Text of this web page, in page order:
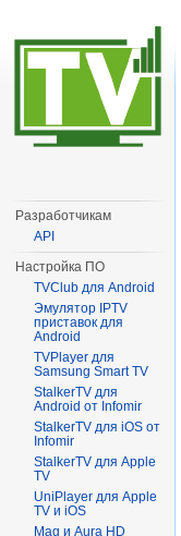
Разработчикам
API
Настройка ПО
TVClub для Android
Эмулятор IPTV
приставок для
Android
TVPlayer для
Samsung Smart TV
StalkerTV для
Android от Infomir
StalkerTV для iOS от
Infomir
StalkerTV для Apple
TV
UniPlayer для Apple
TV и iOS
Mag и Aura HD